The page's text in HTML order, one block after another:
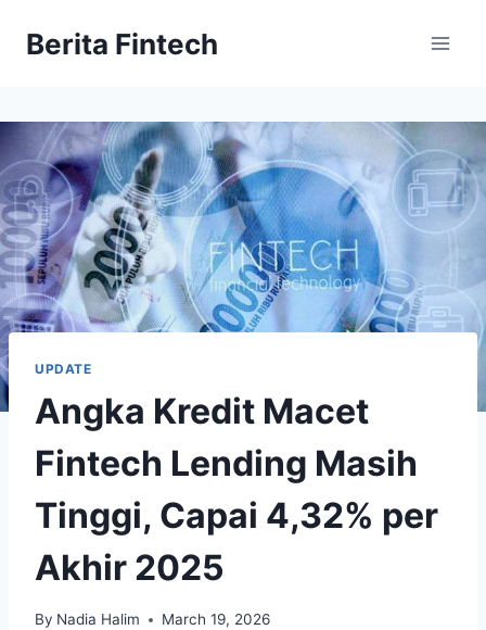
Berita Fintech
UPDATE
Angka Kredit Macet
Fintech Lending Masih
Tinggi, Capai 4,32% per
Akhir 2025
By Nadia Halim March 19, 2026